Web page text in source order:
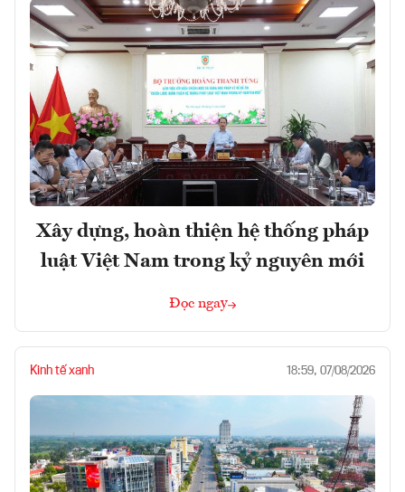
Xây dựng, hoàn thiện hệ thống pháp
luật Việt Nam trong kỷ nguyên mới
Đọc ngay
Kinh tế xanh 18:59, 07/08/2026